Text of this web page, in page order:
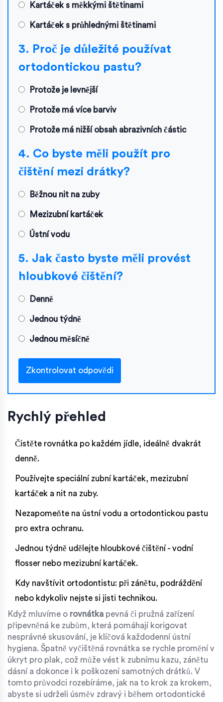
Kartáček s měkkými štětinami
Kartáček s průhlednými štětinami
3. Proč je důležité používat
ortodontickou pastu?
Protože je levnější
Protože má více barviv
Protože má nižší obsah abrazivních částic
4. Co byste měli použít pro
čištění mezi drátky?
Běžnou nit na zuby
Mezizubní kartáček
Ústní vodu
5. Jak často byste měli provést
hloubkové čištění?
Denně
Jednou týdně
Jednou měsíčně
Zkontrolovat odpovědi
Rychlý přehled
Čistěte rovnátka po každém jídle, ideálně dvakrát
denně.
Používejte speciální zubní kartáček, mezizubní
kartáček a nit na zuby.
Nezapomeňte na ústní vodu a ortodontickou pastu
pro extra ochranu.
Jednou týdně udělejte hloubkové čištění - vodní
flosser nebo mezizubní kartáček.
Kdy navštívit ortodontistu: při zánětu, podráždění
nebo kdykoliv nejste si jisti technikou.
Když mluvíme o rovnátka pevná či pružná zařízení
připevněná ke zubům, která pomáhají korigovat
nesprávné skusování, je klíčová každodenní ústní
hygiena. Špatně vyčištěná rovnátka se rychle promění v
úkryt pro plak, což může vést k zubnímu kazu, zánětu
dásní a dokonce i k poškození samotných drátků. V
tomto průvodci rozebíráme, jak na to krok za krokem,
abyste si udrželi úsměv zdravý i během ortodontické